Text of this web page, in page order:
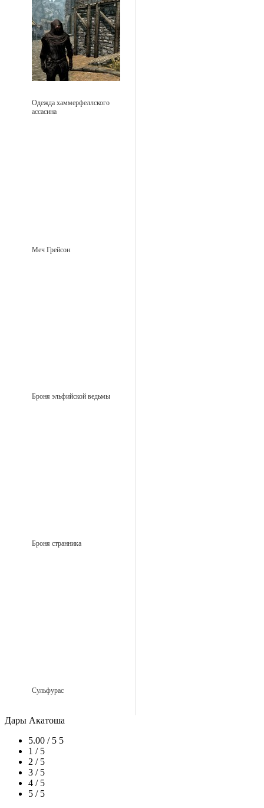
Одежда хаммерфеллского
ассасина
Меч Грейсон
Броня эльфийской ведьмы
Броня странника
Сульфурас
Дары Акатоша
5.00 / 5 5
1 / 5
2 / 5
3 / 5
4 / 5
5 / 5